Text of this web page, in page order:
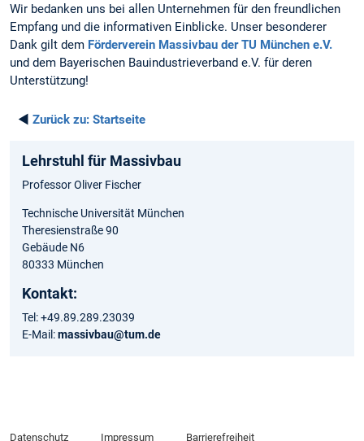
Wir bedanken uns bei allen Unternehmen für den freundlichen
Empfang und die informativen Einblicke. Unser besonderer
Dank gilt dem Förderverein Massivbau der TU München e.V.
und dem Bayerischen Bauindustrieverband e.V. für deren
Unterstützung!
◄ Zurück zu: Startseite
Lehrstuhl für Massivbau
Professor Oliver Fischer
Technische Universität München
Theresienstraße 90
Gebäude N6
80333 München
Kontakt:
Tel: +49.89.289.23039
E-Mail:massivbau@tum.de
Datenschutz Impressum Barrierefreiheit